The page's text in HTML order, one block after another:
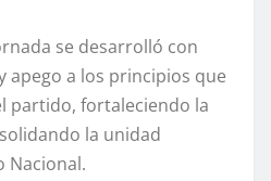
se desarrolló con
apego a los principios que
partido, fortaleciendo la
la unidad
Nacional.